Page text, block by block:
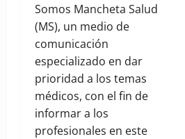
Somos Mancheta Salud
(MS), un medio de
comunicación
especializado en dar
prioridad a los temas
médicos, con el fin de
informar a los
profesionales en este